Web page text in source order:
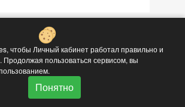
чтобы Личный кабинет работал правильно и
пользоваться сервисом, вы
Понятно